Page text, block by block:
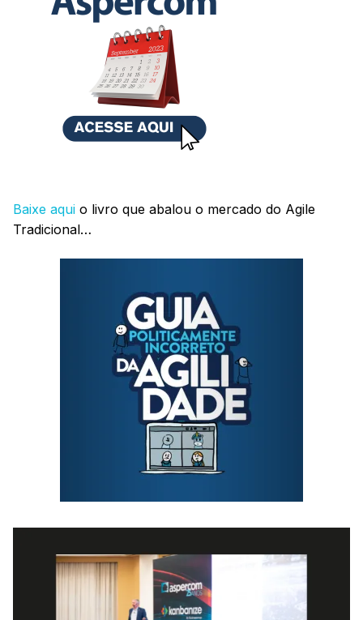
Baixe aqui o livro que abalou o mercado do Agile
Tradicional…